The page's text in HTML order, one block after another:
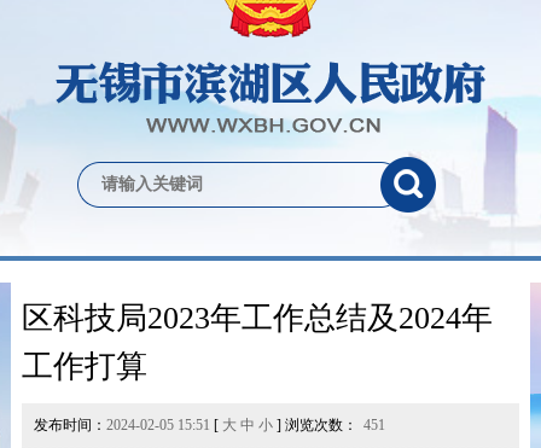
区科技局2023年工作总结及2024年
工作打算
发布时间： 2024-02-05 15:51 [ 大 中 小] 浏览次数： 451